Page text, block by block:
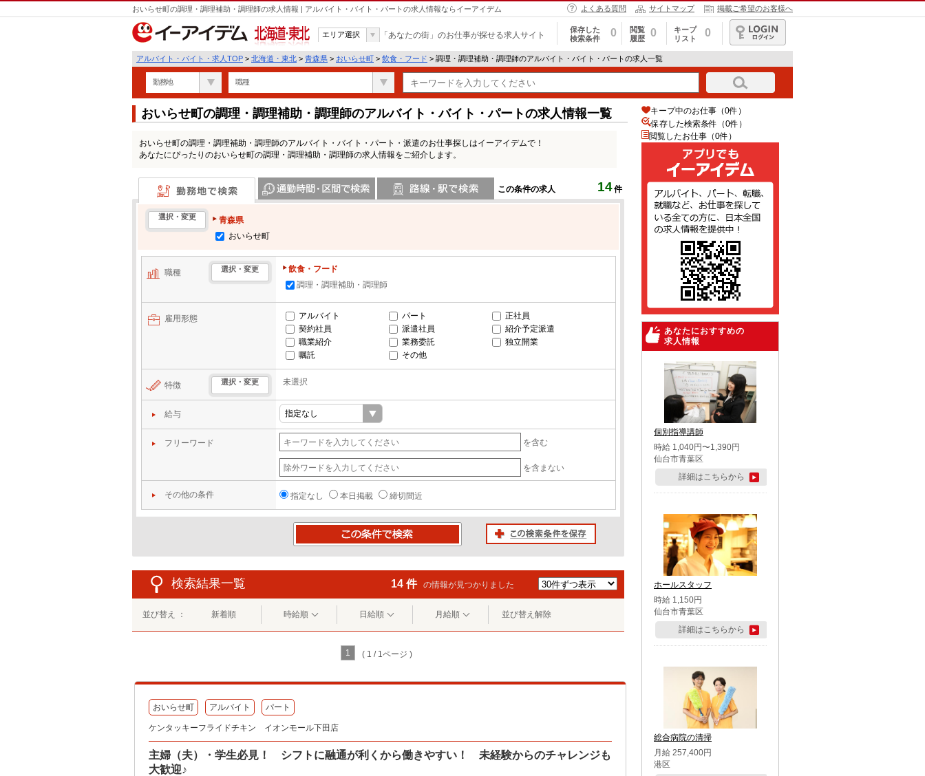
おいらせ町の調理・調理補助・調理師の求人情報 | アルバイト・バイト・パートの求人情報ならイーアイデム よくある質問 サイトマップ 掲載ご希望のお客様へ
北海道・東北
エリア選択 「あなたの街」のお仕事が探せる求人サイト
保存した
検索条件
0
閲覧
履歴
0
キープ
リスト
0
ログイン
アルバイト・バイト・求人TOP > 北海道・東北 > 青森県 > おいらせ町 > 飲食・フード > 調理・調理補助・調理師のアルバイト・バイト・パートの求人一覧
勤務地 職種
おいらせ町の調理・調理補助・調理師のアルバイト・バイト・パートの求人情報一覧
おいらせ町の調理・調理補助・調理師のアルバイト・バイト・パート・派遣のお仕事探しはイーアイデムで！
あなたにぴったりのおいらせ町の調理・調理補助・調理師の求人情報をご紹介します。
この条件の求人 14件
勤務地で検索
選択・変更
青森県
おいらせ町
職種 選択・変更
飲食・フード
調理・調理補助・調理師
雇用形態 アルバイト パート
正社員
契約社員
派遣社員
紹介予定派遣
職業紹介
業務委託
独立開業
嘱託
その他
特徴 選択・変更 未選択
給与
フリーワード を含む
を含まない
その他の条件 指定なし 本日掲載 締切間近
検索結果一覧 14 件 の情報が見つかりました
並び替え ： 新着順 時給順 日給順 月給順 並び替え解除
1 ( 1 / 1ページ )
おいらせ町 アルバイト パート
ケンタッキーフライドチキン イオンモール下田店
主婦（夫）・学生必見！ シフトに融通が利くから働きやすい！ 未経験からのチャレンジも
大歓迎♪
キープ中のお仕事（0件）
保存した検索条件（0件）
閲覧したお仕事（0件）
あなたにおすすめの
求人情報
個別指導講師
時給 1,040円〜1,390円
仙台市青葉区
詳細はこちらから
ホールスタッフ
時給 1,150円
仙台市青葉区
詳細はこちらから
総合病院の清掃
月給 257,400円
港区